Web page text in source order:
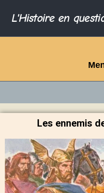
L'Histoire en
Les ennemis